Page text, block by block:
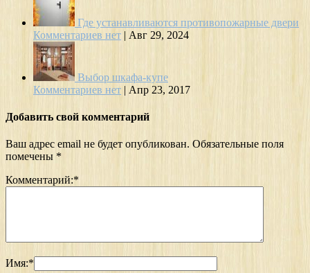
Где устанавливаются противопожарные двери
Комментариев нет | Авг 29, 2024
Выбор шкафа-купе
Комментариев нет | Апр 23, 2017
Добавить свой комментарий
Ваш адрес email не будет опубликован. Обязательные поля
помечены *
Комментарий:*
Имя:*